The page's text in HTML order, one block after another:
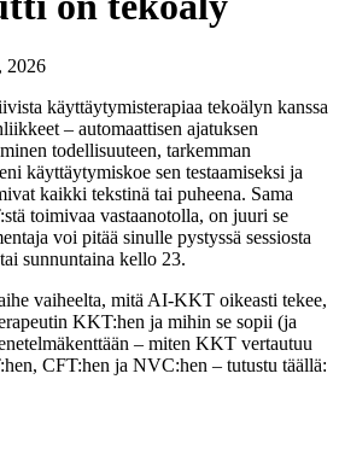
2026
käyttäytymisterapiaa tekoälyn kanssa
– automaattisen ajatuksen
todellisuuteen, tarkemman
käyttäytymiskoe sen testaamiseksi ja
kaikki tekstinä tai puheena. Sama
toimivaa vastaanotolla, on juuri se
voi pitää sinulle pystyssä sessiosta
sunnuntaina kello 23.
vaiheelta, mitä AI-KKT oikeasti tekee,
KKT:hen ja mihin se sopii (ja
– miten KKT vertautuu
CFT:hen ja NVC:hen – tutustu täällä: